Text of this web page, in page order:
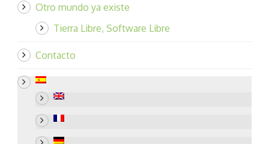
Otro mundo ya existe
Tierra Libre, Software Libre
Contacto